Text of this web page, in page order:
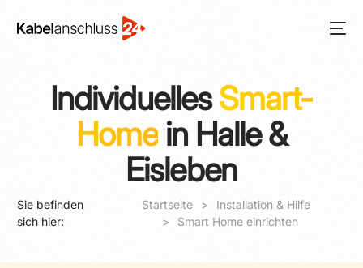
Individuelles Smart-
Home in Halle &
Eisleben
Sie befinden
sich hier:
Startseite
Installation & Hilfe
Smart Home einrichten